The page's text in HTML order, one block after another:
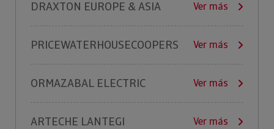
DRAXTON EUROPE & ASIA Ver más
PRICEWATERHOUSECOOPERS Ver más
ORMAZABAL ELECTRIC Ver más
ARTECHE LANTEGI
Ver más